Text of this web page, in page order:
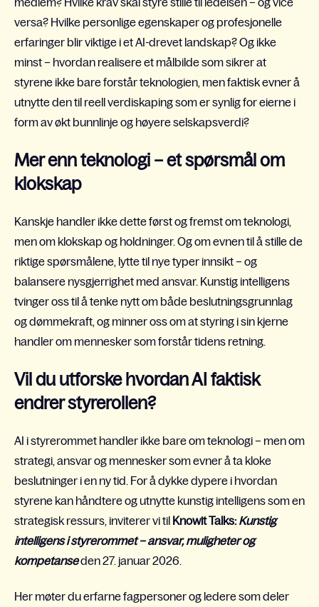
versa? Hvilke personlige egenskaper og profesjonelle
erfaringer blir viktige i et AI-drevet landskap? Og ikke
minst – hvordan realisere et målbilde som sikrer at
styrene ikke bare forstår teknologien, men faktisk evner å
utnytte den til reell verdiskaping som er synlig for eierne i
form av økt bunnlinje og høyere selskapsverdi?
Mer enn teknologi – et spørsmål om
klokskap
Kanskje handler ikke dette først og fremst om teknologi,
men om klokskap og holdninger. Og om evnen til å stille de
riktige spørsmålene, lytte til nye typer innsikt – og
balansere nysgjerrighet med ansvar. Kunstig intelligens
tvinger oss til å tenke nytt om både beslutningsgrunnlag
og dømmekraft, og minner oss om at styring i sin kjerne
handler om mennesker som forstår tidens retning.
Vil du utforske hvordan AI faktisk
endrer styrerollen?
AI i styrerommet handler ikke bare om teknologi – men om
strategi, ansvar og mennesker som evner å ta kloke
beslutninger i en ny tid. For å dykke dypere i hvordan
styrene kan håndtere og utnytte kunstig intelligens som en
strategisk ressurs, inviterer vi til Knowit Talks: Kunstig
intelligens i styrerommet – ansvar, muligheter og
kompetanseden 27. januar 2026.
Her møter du erfarne fagpersoner og ledere som deler